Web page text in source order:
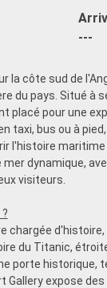
---
la côte sud de
du pays. Situé à
placé pour une
taxi, bus ou à
l'histoire
dynamique,
visiteurs.
chargée
du Titanic,
porte historique,
Gallery expose